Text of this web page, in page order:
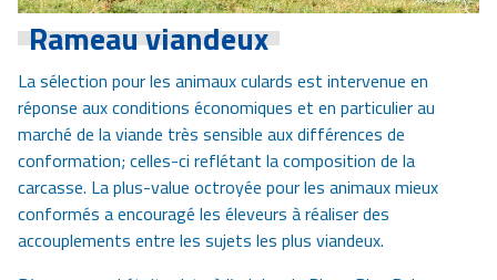
Rameau viandeux
La sélection pour les animaux culards est intervenue en
réponse aux conditions économiques et en particulier au
marché de la viande très sensible aux différences de
conformation; celles-ci reflétant la composition de la
carcasse. La plus-value octroyée pour les animaux mieux
conformés a encouragé les éleveurs à réaliser des
accouplements entre les sujets les plus viandeux.